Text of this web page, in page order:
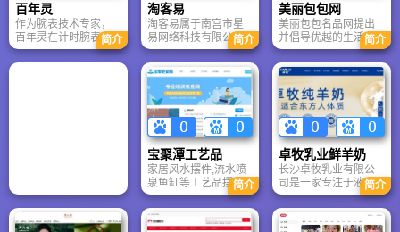
百年灵
作为腕表技术专家，
百年灵在计时腕表的
发展史上扮演了重要
角色，是计时腕表领
腕表品牌
简介
淘客易
淘客易属于南宫市星
易网络科技有限公
司、南宫市淘客易网
络科技有限公司。网
站创始人和所有人是
七星。网址为
http://www.tky.com
简介
美丽包包网
美丽包包名品网提出
并倡导优越的生活理
念，将西方潮流时尚
和奢华 服务呈现给
你。美丽包包拥有多
年管理经验，同时为
海内外各领域品牌
商、授权经销商提供
各种服务，旨在为更
多热衷时尚潮流，追
求品质的你提供更加
完善与人性化的服务
体验。
简介
宝聚潭工艺品
家居风水摆件,流水喷
泉鱼缸等工艺品摆件
涵盖全国各地,深受客
户的喜爱,欢迎各界朋
友莅临参观
简介
卓牧乳业鲜羊奶
长沙卓牧乳业有限公
司是一家专注于液态
羊乳、奶山羊养殖、
产品研发、生产销售
型公司。
简介